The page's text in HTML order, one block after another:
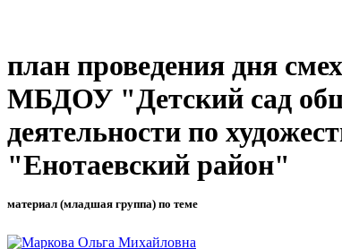
план проведения дня
МБДОУ "Детский сад
деятельности по
"Енотаевский район"
материал (младшая группа) по теме